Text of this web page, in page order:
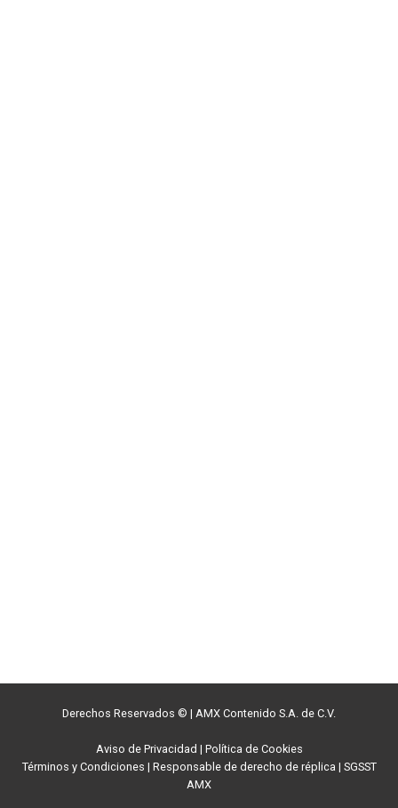
Derechos Reservados © | AMX Contenido S.A. de C.V.
Aviso de Privacidad | Política de Cookies
Términos y Condiciones | Responsable de derecho de réplica | SGSST
AMX